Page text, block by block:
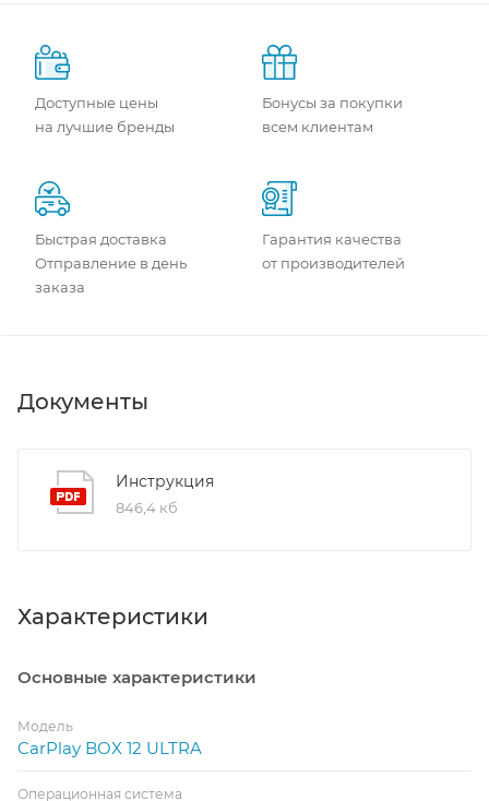
Доступные цены
на лучшие бренды
Бонусы за покупки
всем клиентам
Быстрая доставка
Отправление в день
заказа
Гарантия качества
от производителей
Документы
Инструкция
846,4 кб
Характеристики
Основные характеристики
Модель
CarPlay BOX 12 ULTRA
Операционная система